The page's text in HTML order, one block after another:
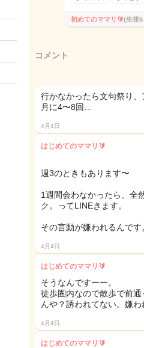
初めてのママリ🔰(生後5
コメント
行かなかったら文句祭り、
月に4〜8回…
4月4日
はじめてのママリ🔰
週3のときもあります〜
1週間会わなかったら、全
ク。ってLINEきます。
その言動が嫌われるんです
4月4日
はじめてのママリ🔰
そうなんですーー。
徒歩圏内なので散歩で前
んや？誘われてない。嫌わ
4月4日
はじめてのママリ🔰